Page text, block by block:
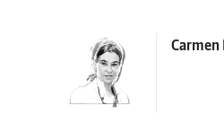
Carmen